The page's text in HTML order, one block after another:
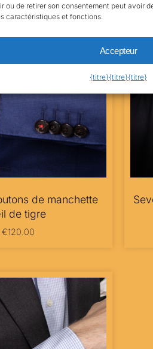
ou de retirer son consentement peut avoir
caractéristiques et fonctions.
Accepteur
{titre}{titre}{titre}
de manchette
de tigre
€120.00